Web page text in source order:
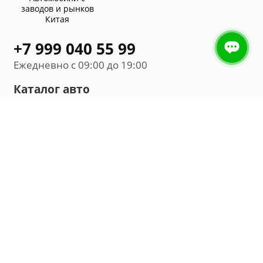
заводов и рынков
Китая
+7 999 040 55 99
Ежедневно с 09:00 до 19:00
Каталог авто